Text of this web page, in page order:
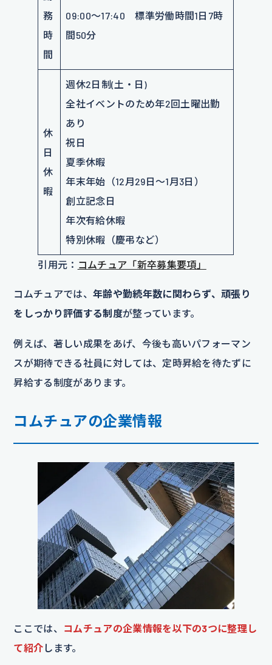
務
時
間
09:00～17:40 標準労働時間1日7時
間50分
休
日
休
暇
週休2日制(土・日)
全社イベントのため年2回土曜出勤
あり
祝日
夏季休暇
年末年始（12月29日〜1月3日）
創立記念日
年次有給休暇
特別休暇（慶弔など）
引用元： コムチュア「新卒募集要項」
コムチュアでは、 年齢や勤続年数に関わらず、頑張り
をしっかり評価する制度が整っています。
例えば、著しい成果をあげ、今後も高いパフォーマン
スが期待できる社員に対しては、定時昇給を待たずに
昇給する制度があります。
コムチュアの企業情報
ここでは、
コムチュアの企業情報を以下の3つに整理し
て紹介 します。